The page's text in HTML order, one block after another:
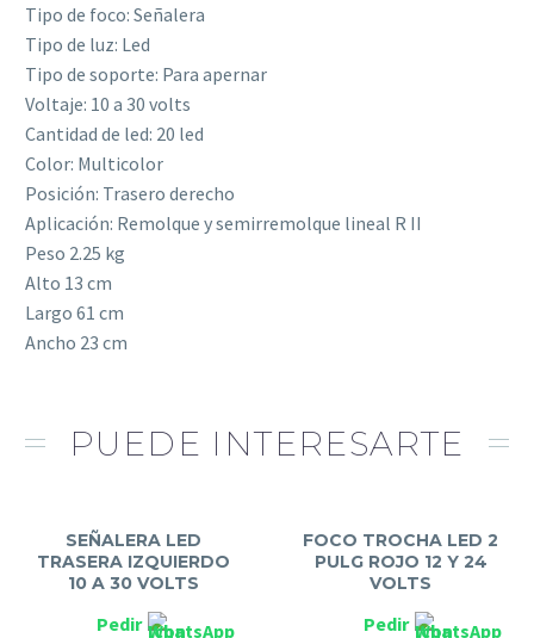
Tipo de foco: Señalera
Tipo de luz: Led
Tipo de soporte: Para apernar
Voltaje: 10 a 30 volts
Cantidad de led: 20 led
Color: Multicolor
Posición: Trasero derecho
Aplicación: Remolque y semirremolque lineal R II
Peso 2.25 kg
Alto 13 cm
Largo 61 cm
Ancho 23 cm
PUEDE INTERESARTE
SEÑALERA LED
TRASERA IZQUIERDO
10 A 30 VOLTS
Pedir
FOCO TROCHA LED 2
PULG ROJO 12 Y 24
VOLTS
Pedir